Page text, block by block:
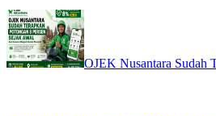
OJEK Nusantara Sudah